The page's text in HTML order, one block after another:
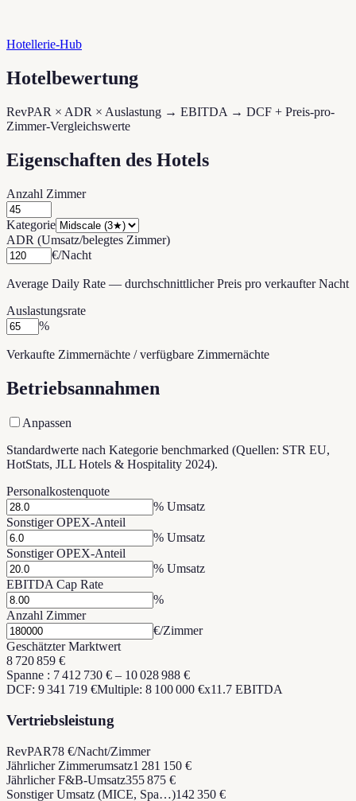
Hotellerie-Hub
Hotelbewertung
RevPAR × ADR × Auslastung → EBITDA → DCF + Preis-pro-
Zimmer-Vergleichswerte
Eigenschaften des Hotels
Anzahl Zimmer
Kategorie
ADR (Umsatz/belegtes Zimmer)
€/Nacht
Average Daily Rate — durchschnittlicher Preis pro verkaufter Nacht
Auslastungsrate
%
Verkaufte Zimmernächte / verfügbare Zimmernächte
Betriebsannahmen
Anpassen
Standardwerte nach Kategorie benchmarked (Quellen: STR EU,
HotStats, JLL Hotels & Hospitality 2024).
Personalkostenquote
% Umsatz
Sonstiger OPEX-Anteil
% Umsatz
Sonstiger OPEX-Anteil
% Umsatz
EBITDA Cap Rate
%
Anzahl Zimmer
€/Zimmer
Geschätzter Marktwert
8 720 859 €
Spanne : 7 412 730 € – 10 028 988 €
DCF: 9 341 719 €Multiple: 8 100 000 €x11.7 EBITDA
Vertriebsleistung
RevPAR78 €/Nacht/Zimmer
Jährlicher Zimmerumsatz1 281 150 €
Jährlicher F&B-Umsatz355 875 €
Sonstiger Umsatz (MICE, Spa…)142 350 €